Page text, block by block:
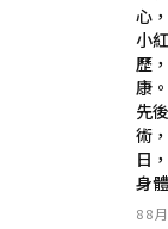
心
小
歷
康
先
術
日
身
8 8